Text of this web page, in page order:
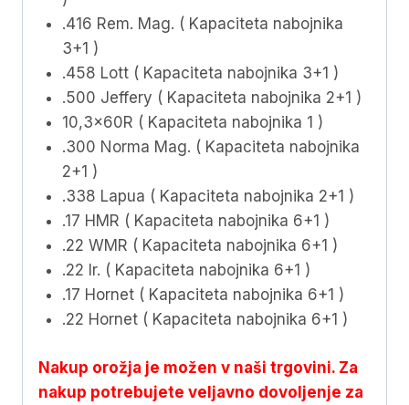
.416 Rem. Mag. ( Kapaciteta nabojnika
3+1 )
.458 Lott ( Kapaciteta nabojnika 3+1 )
.500 Jeffery ( Kapaciteta nabojnika 2+1 )
10,3x60R ( Kapaciteta nabojnika 1 )
.300 Norma Mag. ( Kapaciteta nabojnika
2+1 )
.338 Lapua ( Kapaciteta nabojnika 2+1 )
.17 HMR ( Kapaciteta nabojnika 6+1 )
.22 WMR ( Kapaciteta nabojnika 6+1 )
.22 lr. ( Kapaciteta nabojnika 6+1 )
.17 Hornet ( Kapaciteta nabojnika 6+1 )
.22 Hornet ( Kapaciteta nabojnika 6+1 )
Nakup orožja je možen v naši trgovini. Za
nakup potrebujete veljavno dovoljenje za